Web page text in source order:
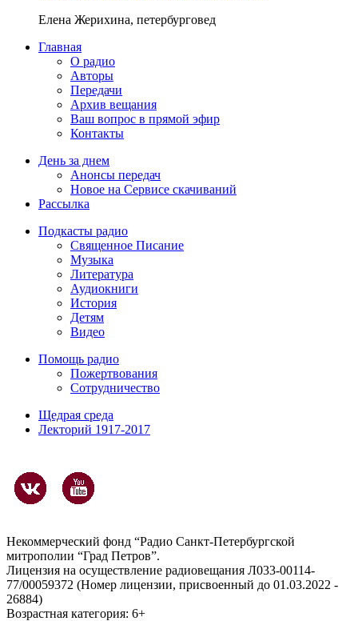
Елена Жерихина, петербурговед
Главная
О радио
Авторы
Передачи
Архив вещания
Ваш вопрос в прямой эфир
Контакты
День за днем
Анонсы передач
Новое на Сервисе скачиваний
Рассылка
Подкасты радио
Священное Писание
Музыка
Литература
Аудиокниги
История
Детям
Видео
Помощь радио
Пожертвования
Сотрудничество
Щедрая среда
Лекторий 1917-2017
Некоммерческий фонд “Радио Санкт-Петербургской
митрополии “Град Петров”.
Лицензия на осуществление радиовещания Л033-00114-
77/00059372 (Номер лицензии, присвоенный до 01.03.2022 -
26884)
Возрастная категория: 6+